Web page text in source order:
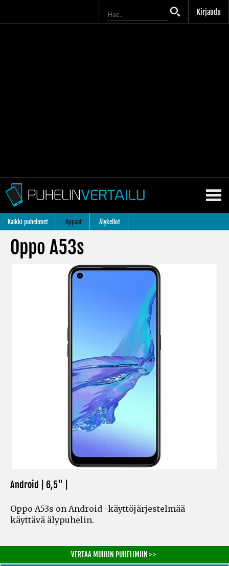
Kirjaudu
Kaikki puhelimet Oppaat Älykellot
Oppo A53s
Android | 6,5" |
Oppo A53s on Android -käyttöjärjestelmää
käyttävä älypuhelin.
VERTAA MUIHIN PUHELIMIIN > >